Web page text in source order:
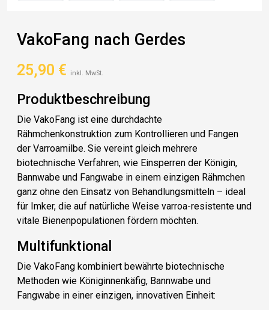
VakoFang nach Gerdes
25,90 € inkl. MwSt.
Produktbeschreibung
Die VakoFang ist eine durchdachte
Rähmchenkonstruktion zum Kontrollieren und Fangen
der Varroamilbe. Sie vereint gleich mehrere
biotechnische Verfahren, wie Einsperren der Königin,
Bannwabe und Fangwabe in einem einzigen Rähmchen
ganz ohne den Einsatz von Behandlungsmitteln – ideal
für Imker, die auf natürliche Weise varroa-resistente und
vitale Bienenpopulationen fördern möchten.
Multifunktional
Die VakoFang kombiniert bewährte biotechnische
Methoden wie Königinnenkäfig, Bannwabe und
Fangwabe in einer einzigen, innovativen Einheit: